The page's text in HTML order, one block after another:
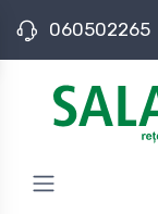
060502265